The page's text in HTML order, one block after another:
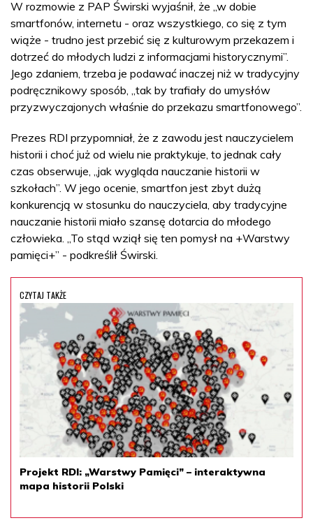
W rozmowie z PAP Świrski wyjaśnił, że „w dobie
smartfonów, internetu - oraz wszystkiego, co się z tym
wiąże - trudno jest przebić się z kulturowym przekazem i
dotrzeć do młodych ludzi z informacjami historycznymi”.
Jego zdaniem, trzeba je podawać inaczej niż w tradycyjny
podręcznikowy sposób, „tak by trafiały do umysłów
przyzwyczajonych właśnie do przekazu smartfonowego”.
Prezes RDI przypomniał, że z zawodu jest nauczycielem
historii i choć już od wielu nie praktykuje, to jednak cały
czas obserwuje, „jak wygląda nauczanie historii w
szkołach”. W jego ocenie, smartfon jest zbyt dużą
konkurencją w stosunku do nauczyciela, aby tradycyjne
nauczanie historii miało szansę dotarcia do młodego
człowieka. „To stąd wziął się ten pomysł na +Warstwy
pamięci+” - podkreślił Świrski.
CZYTAJ TAKŻE
Projekt RDI: „Warstwy Pamięci” – interaktywna
mapa historii Polski